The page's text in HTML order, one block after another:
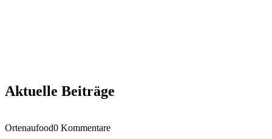
Aktuelle Beiträge
Ortenaufood0 Kommentare